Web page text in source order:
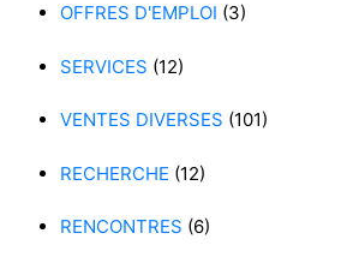
OFFRES D'EMPLOI (3)
SERVICES (12)
VENTES DIVERSES (101)
RECHERCHE (12)
RENCONTRES (6)